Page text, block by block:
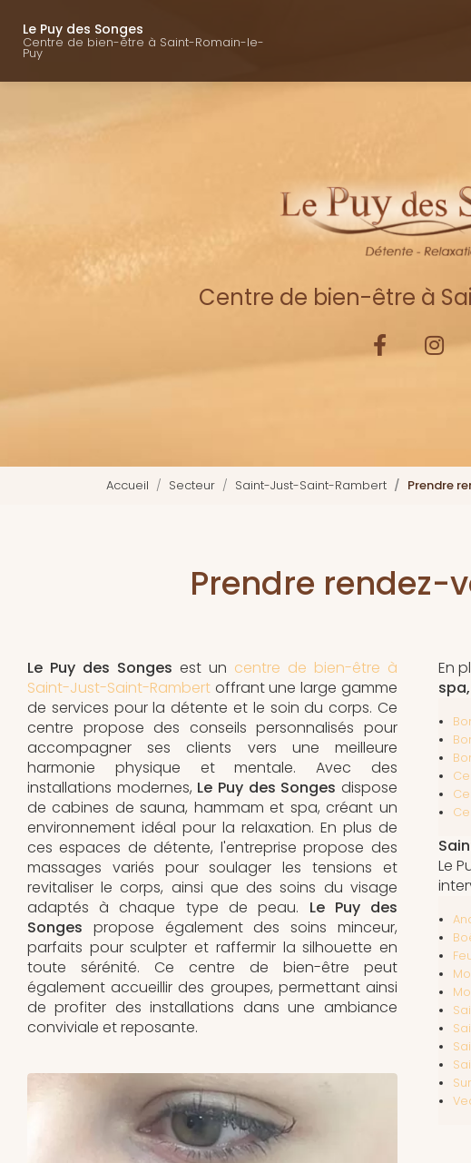
contenu
Le Puy des Songes
Centre de bien-être à Saint-Romain-le-
Puy
Centre de bien-être à
Accueil Secteur Saint-Just-Saint-Rambert Prendre
Prendre
Le Puy des Songes est un centre de bien-être à
Saint-Just-Saint-Rambert offrant une large gamme
de services pour la détente et le soin du corps. Ce
centre propose des conseils personnalisés pour
accompagner ses clients vers une meilleure
harmonie physique et mentale. Avec des
installations modernes, Le Puy des Songes dispose
de cabines de sauna, hammam et spa, créant un
environnement idéal pour la relaxation. En plus de
ces espaces de détente, l'entreprise propose des
massages variés pour soulager les tensions et
revitaliser le corps, ainsi que des soins du visage
adaptés à chaque type de peau. Le Puy des
Songes propose également des soins minceur,
parfaits pour sculpter et raffermir la silhouette en
toute sérénité. Ce centre de bien-être peut
également accueillir des groupes, permettant ainsi
de profiter des installations dans une ambiance
conviviale et reposante.
En
Le